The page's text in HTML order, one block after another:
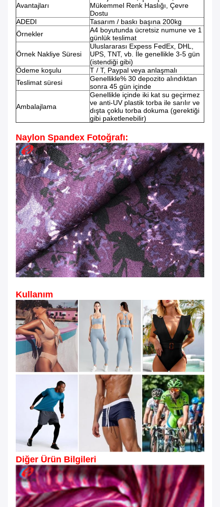
Avantajları
Mükemmel Renk Haslığı, Çevre
Dostu
ADEDI
Tasarım / baskı başına 200kg
Örnekler
A4 boyutunda ücretsiz numune ve 1
günlük teslimat
Örnek Nakliye Süresi
Uluslararası Expess FedEx, DHL,
UPS, TNT, vb. İle genellikle 3-5 gün
(istendiği gibi)
Ödeme koşulu
T / T, Paypal veya anlaşmalı
Teslimat süresi
Genellikle% 30 depozito alındıktan
sonra 45 gün içinde
Ambalajlama
Genellikle içinde iki kat su geçirmez
ve anti-UV plastik torba ile sarılır ve
dışta çoklu torba dokuma (gerektiği
gibi paketlenebilir)
Naylon Spandex Fotoğrafı:
Kullanım
Diğer Ürün Bilgileri